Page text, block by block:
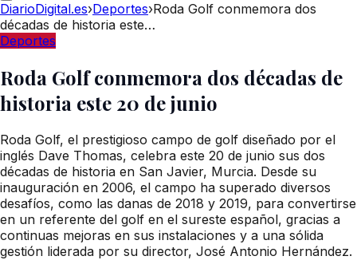
DiarioDigital.es›Deportes›Roda Golf conmemora dos
décadas de historia este…
Deportes
Roda Golf conmemora dos décadas de
historia este 20 de junio
Roda Golf, el prestigioso campo de golf diseñado por el
inglés Dave Thomas, celebra este 20 de junio sus dos
décadas de historia en San Javier, Murcia. Desde su
inauguración en 2006, el campo ha superado diversos
desafíos, como las danas de 2018 y 2019, para convertirse
en un referente del golf en el sureste español, gracias a
continuas mejoras en sus instalaciones y a una sólida
gestión liderada por su director, José Antonio Hernández.